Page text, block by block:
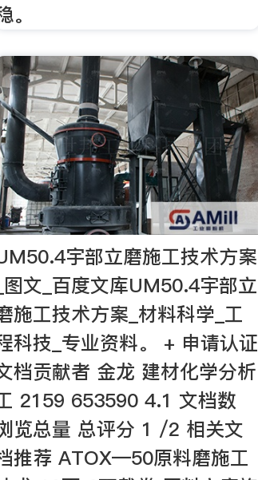
。
宇部立磨施工技术方案
图文_百度文库UM50.4宇部立
施工技术方案_材料科学_工
科技_专业资料。 + 申请认证
档贡献者 金龙 建材化学分析
2159 653590 4.1 文档数
览总量 总评分 1 /2 相关文
推荐 ATOX—50原料磨施工